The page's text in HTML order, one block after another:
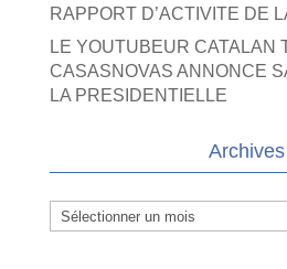
RAPPORT D’ACTIVITE DE
LE YOUTUBEUR CATALAN
CASASNOVAS ANNONCE
LA PRESIDENTIELLE
Archives
Archives